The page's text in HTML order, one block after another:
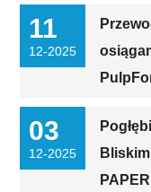
11
12-2025
03
12-2025